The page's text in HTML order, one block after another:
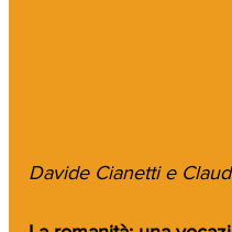
Davide Cianetti e